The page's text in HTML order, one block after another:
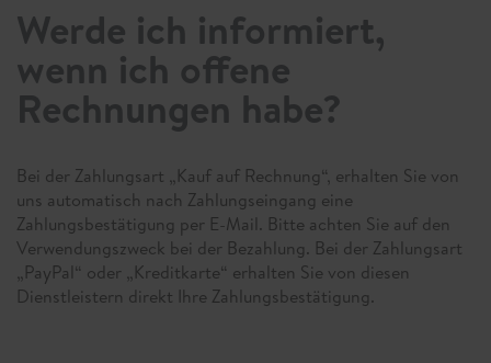
Werde ich informiert,
wenn ich offene
Rechnungen habe?
Bei der Zahlungsart „Kauf auf Rechnung“, erhalten Sie von
uns automatisch nach Zahlungseingang eine
Zahlungsbestätigung per E-Mail. Bitte achten Sie auf den
Verwendungszweck bei der Bezahlung. Bei der Zahlungsart
„PayPal“ oder „Kreditkarte“ erhalten Sie von diesen
Dienstleistern direkt Ihre Zahlungsbestätigung.